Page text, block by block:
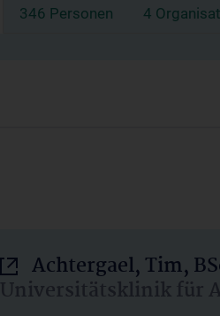
346 Personen 4
Achtergael, Tim,
Universitätsklinik für